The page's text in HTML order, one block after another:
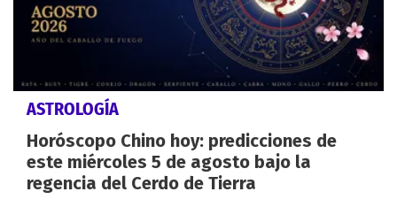
ASTROLOGÍA
Horóscopo Chino hoy: predicciones de
este miércoles 5 de agosto bajo la
regencia del Cerdo de Tierra